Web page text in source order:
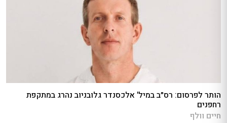
הותר לפרסום: רס״ב במיל' אלכסנדר גלובניוב נהרג במתקפת
רחפנים
חיים וולף